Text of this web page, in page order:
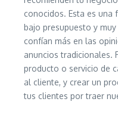
conocidos. Esta es una
bajo presupuesto y
confían más en las
anuncios tradicionales.
producto o servicio de
al cliente, y crear un
tus clientes por traer